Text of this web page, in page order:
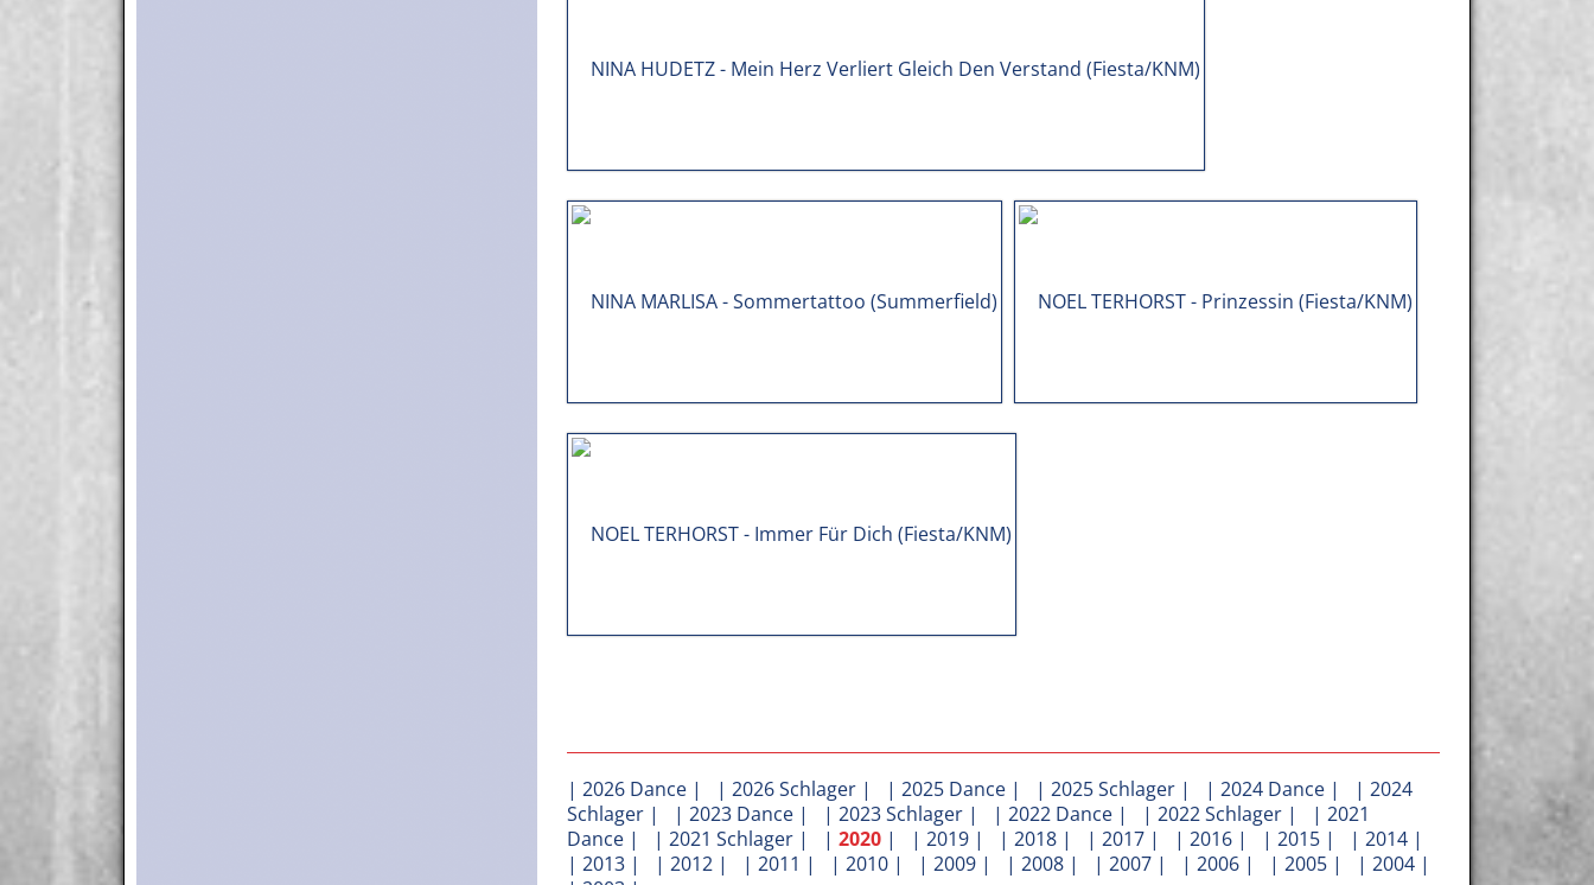
| 2026 Dance | | 2026 Schlager | | 2025 Dance | | 2025 Schlager | | 2024 Dance | | 2024
Schlager | | 2023 Dance | | 2023 Schlager | | 2022 Dance | | 2022 Schlager | | 2021
Dance | | 2021 Schlager | | 2020 | | 2019 | | 2018 | | 2017 | | 2016 | | 2015 | | 2014 |
| 2013 | | 2012 | | 2011 | | 2010 | | 2009 | | 2008 | | 2007 | | 2006 | | 2005 | | 2004 |